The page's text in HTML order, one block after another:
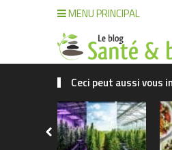
MENU PRINCIPAL
Ceci peut aussi vous